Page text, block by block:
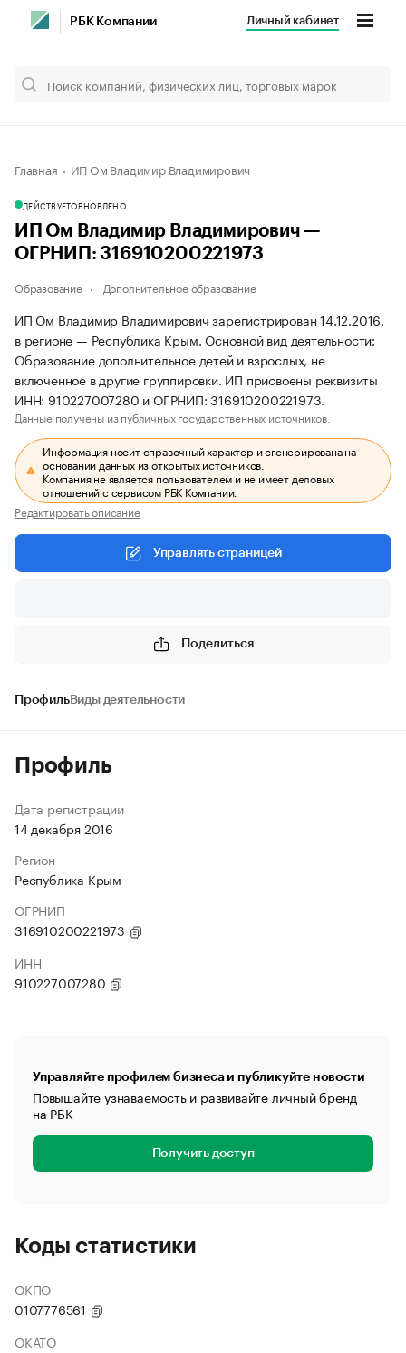
РБК Компании Личный кабинет
Главная ИП Ом Владимир Владимирович
ДЕЙСТВУЕТОБНОВЛЕНО
ИП Ом Владимир Владимирович —
ОГРНИП: 316910200221973
Образование Дополнительное образование
ИП Ом Владимир Владимирович зарегистрирован 14.12.2016,
в регионе — Республика Крым. Основной вид деятельности:
Образование дополнительное детей и взрослых, не
включенное в другие группировки. ИП присвоены реквизиты
ИНН: 910227007280 и ОГРНИП: 316910200221973.
Данные получены из публичных государственных источников.
Информация носит справочный характер и сгенерирована на
основании данных из открытых источников.
Компания не является пользователем и не имеет деловых
отношений с сервисом РБК Компании.
Редактировать описание
Управлять страницей
Поделиться
ПрофильВиды деятельности
Профиль
Дата регистрации
14 декабря 2016
Регион
Республика Крым
ОГРНИП
316910200221973
ИНН
910227007280
Управляйте профилем бизнеса и публикуйте новости
Повышайте узнаваемость и развивайте личный бренд
на РБК
Получить доступ
Коды статистики
ОКПО
0107776561
ОКАТО